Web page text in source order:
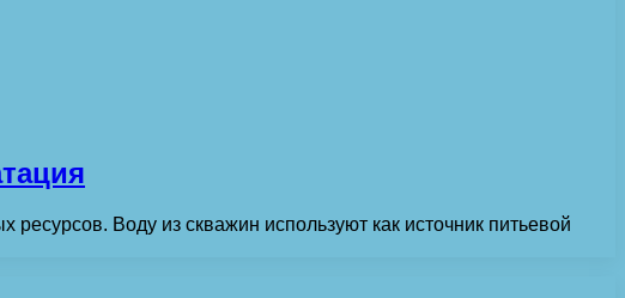
Воду из скважин используют как источник питьевой